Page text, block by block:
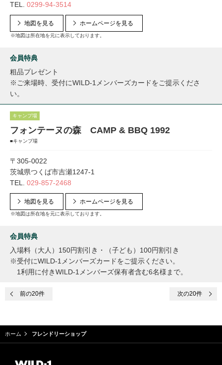
TEL. 0299-94-3514
地図を見る
※地図は所在地を元に表示しております。
ホームページを見る
会員特典
粗品プレゼント
※ご来場時、受付にWILD-1メンバーズカードをご提示くださ
い。
キャンプ場
フォンテーヌの森 CAMP & BBQ 1992
■キャンプ場
〒305-0022
茨城県つくば市吉瀬1247-1
TEL. 029-857-2468
地図を見る
※地図は所在地を元に表示しております。
ホームページを見る
会員特典
入場料（大人）150円割引き・（子ども）100円割引き
※受付にWILD-1メンバーズカードをご提示ください。
1利用に付きWILD-1メンバーズ保有者含む6名様まで。
前の20件 次の20件
ホーム フレンドリーショップ